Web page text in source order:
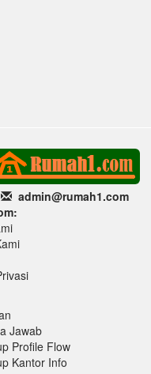
admin@rumah1.com
Jawab
Profile Flow
Kantor Info